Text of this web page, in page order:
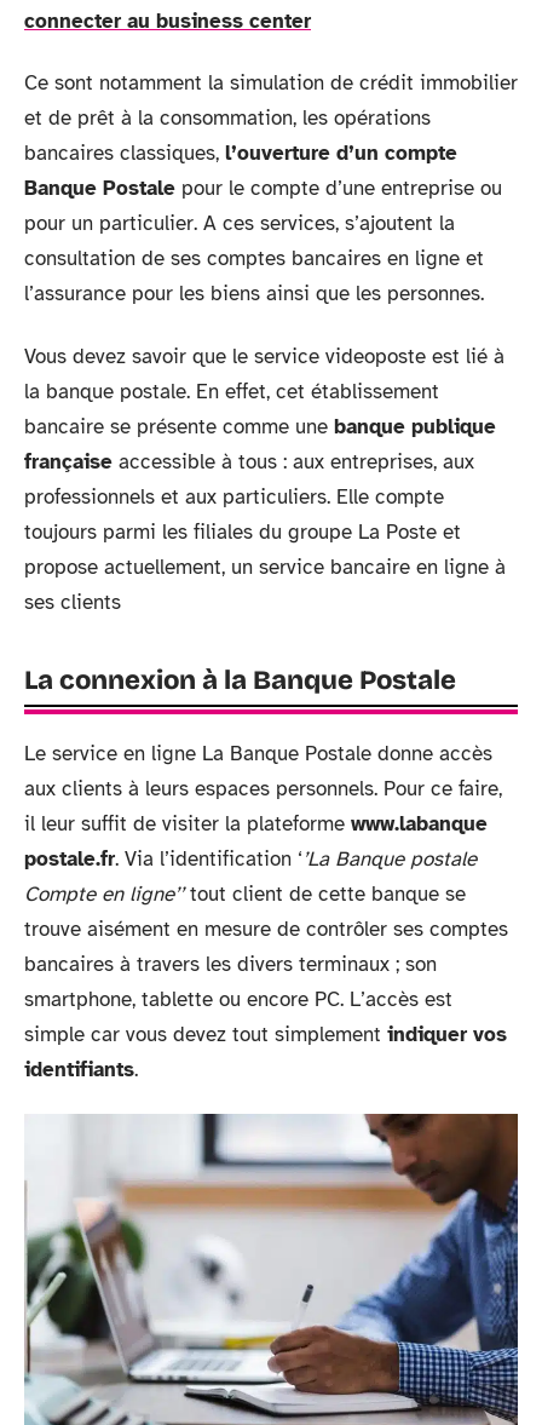
connecter au business center
Ce sont notamment la simulation de crédit immobilier
et de prêt à la consommation, les opérations
bancaires classiques, l’ouverture d’un compte
Banque Postale pour le compte d’une entreprise ou
pour un particulier. A ces services, s’ajoutent la
consultation de ses comptes bancaires en ligne et
l’assurance pour les biens ainsi que les personnes.
Vous devez savoir que le service videoposte est lié à
la banque postale. En effet, cet établissement
bancaire se présente comme une banque publique
française accessible à tous : aux entreprises, aux
professionnels et aux particuliers. Elle compte
toujours parmi les filiales du groupe La Poste et
propose actuellement, un service bancaire en ligne à
ses clients
La connexion à la Banque Postale
Le service en ligne La Banque Postale donne accès
aux clients à leurs espaces personnels. Pour ce faire,
il leur suffit de visiter la plateforme www.labanque
postale.fr. Via l’identification ‘’La Banque postale
Compte en ligne’’tout client de cette banque se
trouve aisément en mesure de contrôler ses comptes
bancaires à travers les divers terminaux ; son
smartphone, tablette ou encore PC. L’accès est
simple car vous devez tout simplement indiquer vos
identifiants.